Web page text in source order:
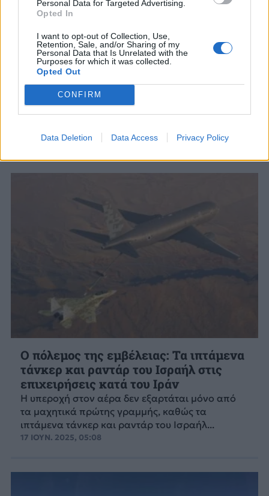
Personal Data for Targeted Advertising.
Opted In
I want to opt-out of Collection, Use,
Retention, Sale, and/or Sharing of my
Personal Data that Is Unrelated with the
Purposes for which it was collected.
Opted Out
CONFIRM
Data Deletion Data Access Privacy Policy
γηρασμένα ιπτάμενα ραντάρ E-3F
Sentry με τα προηγμένα ΑΣΕΠΕ της
Saab
Η Γαλλία υπέγραψε δήλωση πρόθεσης για την
αγορά 2 αεροσκαφών έγκαιρης προειδοποίησης
και ελέγχου (AEW&C) GlobalEye από τη Saab,
19 ΙΟΥΝ. 2025, 18:48
Ο πόλεμος της εμβέλειας: Τα ιπτάμενα
τάνκερ και ραντάρ του Ισραήλ στις
επιχειρήσεις κατά του Ιράν
Η υπεροχή στον αέρα δεν εξαρτάται μόνο από
τα μαχητικά πρώτης γραμμής, καθώς τα
ιπτάμενα τάνκερ και ραντάρ του Ισραήλ...
17 ΙΟΥΝ. 2025, 05:08